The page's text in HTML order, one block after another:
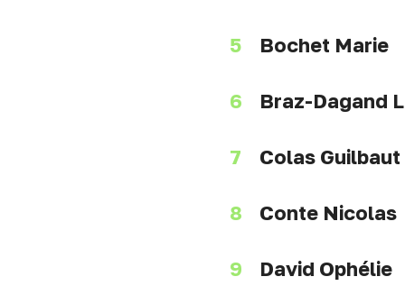
Bochet Marie
Braz-Dagand
Colas Guilbaut
Conte Nicolas
David Ophélie